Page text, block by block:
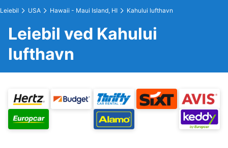
Leiebil USA Hawaii - Maui Island, HI Kahului lufthavn
Leiebil ved Kahului
lufthavn